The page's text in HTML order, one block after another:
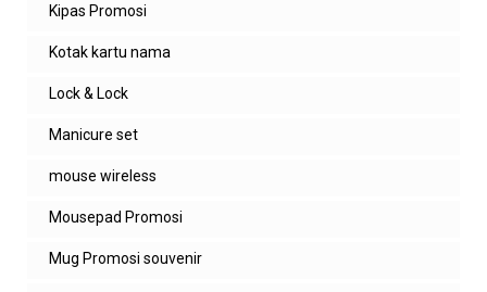
Kipas Promosi
Kotak kartu nama
Lock & Lock
Manicure set
mouse wireless
Mousepad Promosi
Mug Promosi souvenir